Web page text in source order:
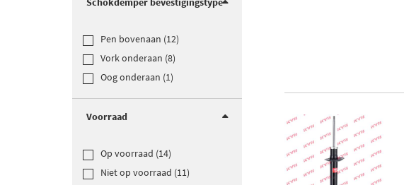
Pen bovenaan (12)
Vork onderaan (8)
Oog onderaan (1)
Voorraad
Op voorraad (14)
Niet op voorraad (11)